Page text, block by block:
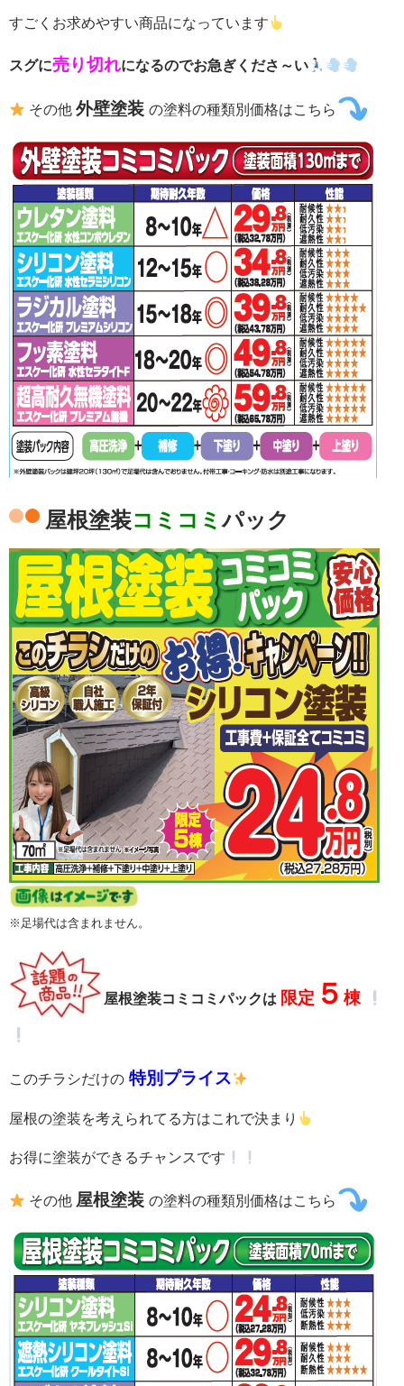
すごくお求めやすい商品になっています
スグに売り切れになるのでお急ぎくださ～い
その他外壁塗装の塗料の種類別価格はこちら
屋根塗装コミコミパック
※足場代は含まれません。
屋根塗装コミコミパックは 限定 ５ 棟
このチラシだけの 特別プライス
屋根の塗装を考えられてる方はこれで決まり
お得に塗装ができるチャンスです
その他 屋根塗装の塗料の種類別価格はこちら